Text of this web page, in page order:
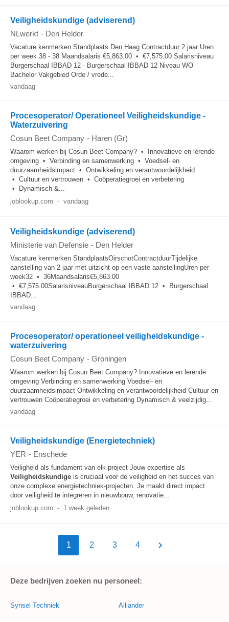
Veiligheidskundige (adviserend)
NLwerkt - Den Helder
Vacature kenmerken Standplaats Den Haag Contractduur 2 jaar Uren
per week 38 - 38 Maandsalaris €5,863.00 • €7,575.00 Salarisniveau
Burgerschaal IBBAD 12 - Burgerschaal IBBAD 12 Niveau WO
Bachelor Vakgebied Orde / vrede...
vandaag
Procesoperator/ Operationeel Veiligheidskundige -
Waterzuivering
Cosun Beet Company - Haren (Gr)
Waarom werken bij Cosun Beet Company? • Innovatieve en lerende
omgeving • Verbinding en samenwerking • Voedsel- en
duurzaamheidsimpact • Ontwikkeling en verantwoordelijkheid
• Cultuur en vertrouwen • Coöperatiegroei en verbetering
• Dynamisch &...
joblookup.com - vandaag
Veiligheidskundige (adviserend)
Ministerie van Defensie - Den Helder
Vacature kenmerken StandplaatsOirschotContractduurTijdelijke
aanstelling van 2 jaar met uitzicht op een vaste aanstellingUren per
week32 • 36Maandsalaris€5,863.00
• €7,575.00SalarisniveauBurgerschaal IBBAD 12 • Burgerschaal
IBBAD...
vandaag
Procesoperator/ operationeel veiligheidskundige -
waterzuivering
Cosun Beet Company - Groningen
Waarom werken bij Cosun Beet Company? Innovatieve en lerende
omgeving Verbinding en samenwerking Voedsel- en
duurzaamheidsimpact Ontwikkeling en verantwoordelijkheid Cultuur en
vertrouwen Coöperatiegroei en verbetering Dynamisch & veelzijdig...
vandaag
Veiligheidskundige (Energietechniek)
YER - Enschede
Veiligheid als fundament van elk project Jouw expertise als
Veiligheidskundige is cruciaal voor de veiligheid en het succes van
onze complexe energietechniek-projecten. Je maakt direct impact
door veiligheid te integreren in nieuwbouw, renovatie...
joblookup.com - 1 week geleden
1 2 3 4
Deze bedrijven zoeken nu personeel:
Synsel Techniek Alliander